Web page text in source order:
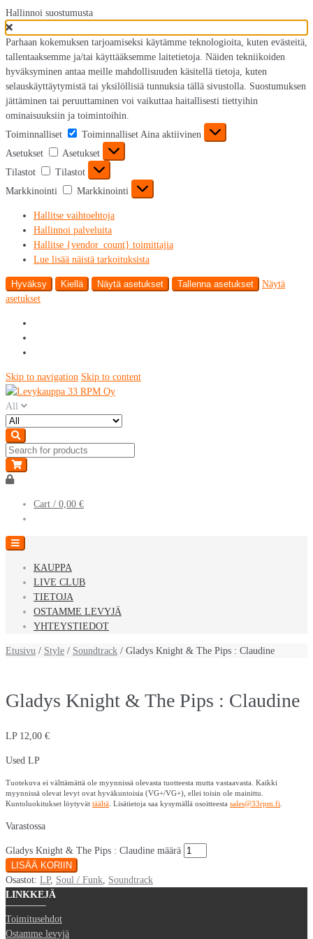
Hallinnoi suostumusta
Parhaan kokemuksen tarjoamiseksi käytämme teknologioita, kuten evästeitä,
tallentaaksemme ja/tai käyttääksemme laitetietoja. Näiden tekniikoiden
hyväksyminen antaa meille mahdollisuuden käsitellä tietoja, kuten
selauskäyttäytymistä tai yksilöllisiä tunnuksia tällä sivustolla. Suostumuksen
jättäminen tai peruuttaminen voi vaikuttaa haitallisesti tiettyihin
ominaisuuksiin ja toimintoihin.
Toiminnalliset
Toiminnalliset Aina aktiivinen
Asetukset
Asetukset
Tilastot
Tilastot
Markkinointi
Markkinointi
Hallitse vaihtoehtoja
Hallinnoi palveluita
Hallitse {vendor_count} toimittajia
Lue lisää näistä tarkoituksista
Hyväksy Kiellä Näytä asetukset Tallenna asetukset
Näytä
asetukset
Skip to navigation Skip to content
All
Cart / 0,00 €
KAUPPA
LIVE CLUB
TIETOJA
OSTAMME LEVYJÄ
YHTEYSTIEDOT
Etusivu / Style / Soundtrack / Gladys Knight & The Pips : Claudine
Gladys Knight & The Pips : Claudine
LP 12,00 €
Used LP
Tuotekuva ei välttämättä ole myynnissä olevasta tuotteesta mutta vastaavasta. Kaikki
myynnissä olevat levyt ovat hyväkuntoisia (VG+/VG+), ellei toisin ole mainittu.
Kuntoluokitukset löytyvät täältä . Lisätietoja saa kysymällä osoitteesta sales@33rpm.fi
Varastossa
Gladys Knight & The Pips : Claudine määrä
LISÄÄ KORIIN
Osastot: LP, Soul / Funk Soundtrack
LINKKEJÄ
Toimitusehdot
Ostamme levyjä